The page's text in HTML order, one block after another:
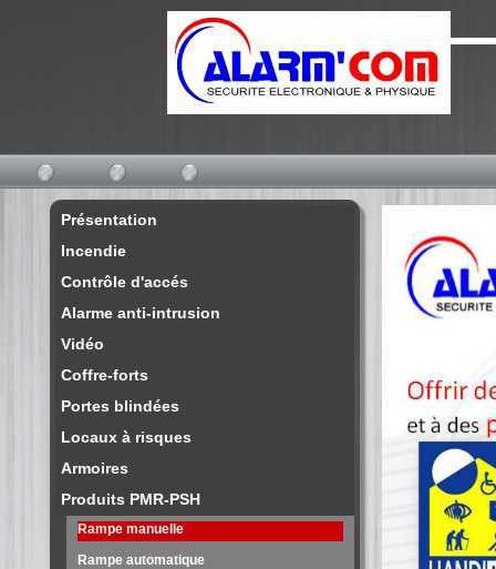
Présentation
Incendie
Contrôle d'accés
Alarme anti-intrusion
Vidéo
Coffre-forts
Portes blindées
Locaux à risques
Armoires
Produits PMR-PSH
Rampe manuelle
Rampe automatique